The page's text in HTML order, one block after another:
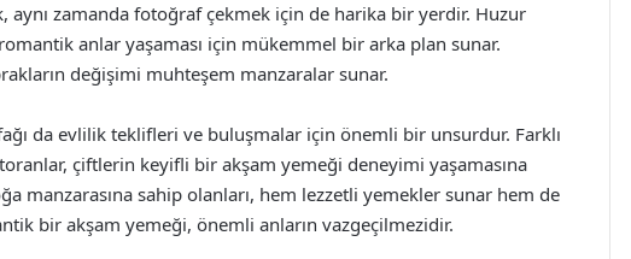
zamanda fotoğraf çekmek için de harika bir yerdir. Huzur
anlar yaşaması için mükemmel bir arka plan sunar.
değişimi muhteşem manzaralar sunar.
da evlilik teklifleri ve buluşmalar için önemli bir unsurdur. Farklı
çiftlerin keyifli bir akşam yemeği deneyimi yaşamasına
manzarasına sahip olanları, hem lezzetli yemekler sunar hem de
bir akşam yemeği, önemli anların vazgeçilmezidir.